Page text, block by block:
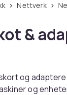
Nettverk
&
og
og